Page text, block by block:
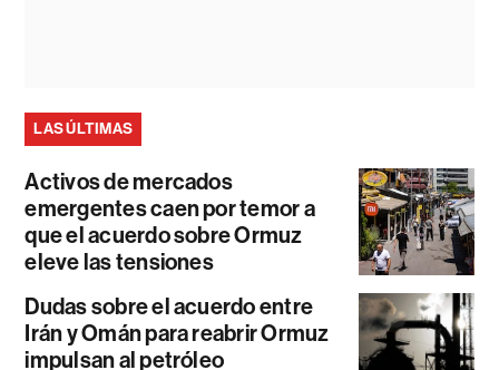
LAS ÚLTIMAS
Activos de mercados
emergentes caen por temor a
que el acuerdo sobre Ormuz
eleve las tensiones
Dudas sobre el acuerdo entre
Irán y Omán para reabrir Ormuz
impulsan al petróleo